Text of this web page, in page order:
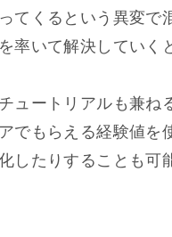
てくるという異変で
率いて解決していく
ュートリアルも兼ね
でもらえる経験値を
したりすることも可